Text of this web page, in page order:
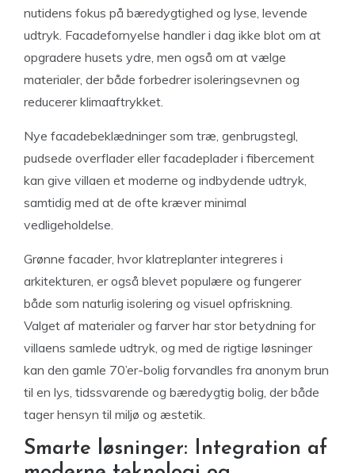
nutidens fokus på bæredygtighed og lyse, levende
udtryk. Facadefornyelse handler i dag ikke blot om at
opgradere husets ydre, men også om at vælge
materialer, der både forbedrer isoleringsevnen og
reducerer klimaaftrykket.
Nye facadebeklædninger som træ, genbrugstegl,
pudsede overflader eller facadeplader i fibercement
kan give villaen et moderne og indbydende udtryk,
samtidig med at de ofte kræver minimal
vedligeholdelse.
Grønne facader, hvor klatreplanter integreres i
arkitekturen, er også blevet populære og fungerer
både som naturlig isolering og visuel opfriskning.
Valget af materialer og farver har stor betydning for
villaens samlede udtryk, og med de rigtige løsninger
kan den gamle 70’er-bolig forvandles fra anonym brun
til en lys, tidssvarende og bæredygtig bolig, der både
tager hensyn til miljø og æstetik.
Smarte løsninger: Integration af